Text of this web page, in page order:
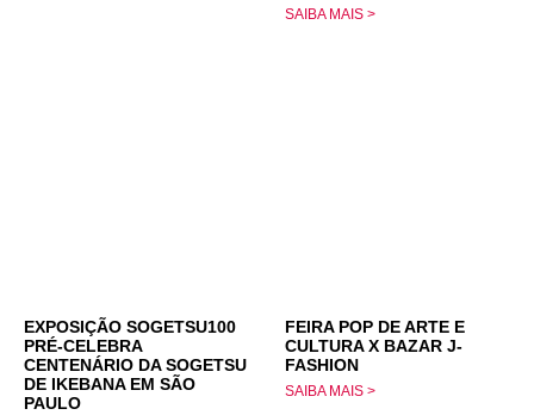
SAIBA MAIS >
EXPOSIÇÃO SOGETSU100
PRÉ-CELEBRA
CENTENÁRIO DA SOGETSU
DE IKEBANA EM SÃO
PAULO
FEIRA POP DE ARTE E
CULTURA X BAZAR J-
FASHION
SAIBA MAIS >